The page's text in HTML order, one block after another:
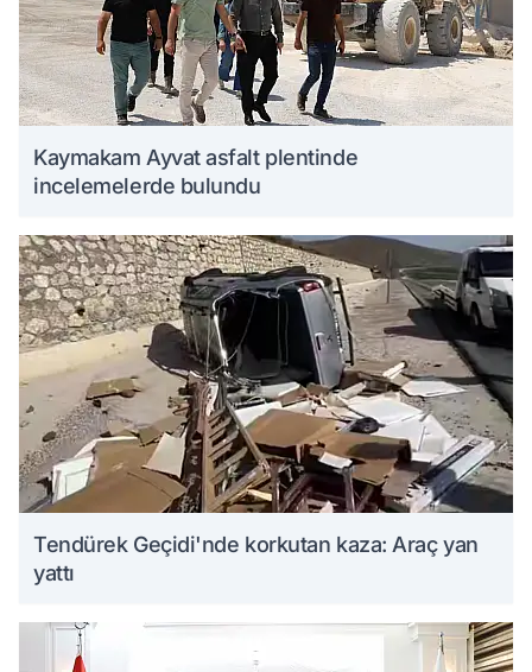
Kaymakam Ayvat asfalt plentinde
incelemelerde bulundu
Tendürek Geçidi'nde korkutan kaza: Araç yan
yattı